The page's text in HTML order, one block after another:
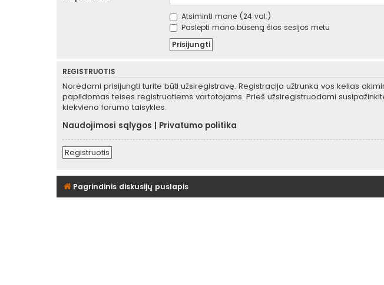
Atsiminti mane (24 val.)
Paslėpti mano būseną šios sesijos metu
REGISTRUOTIS
Norėdami prisijungti turite būti užsiregistravę. Registracija užtrunka vos kelias
papildomas teises registruotiems vartotojams. Prieš užsiregistruodami
kiekvieno forumo taisykles.
Naudojimosi sąlygos
Privatumo politika
Registruotis
Pagrindinis diskusijų puslapis